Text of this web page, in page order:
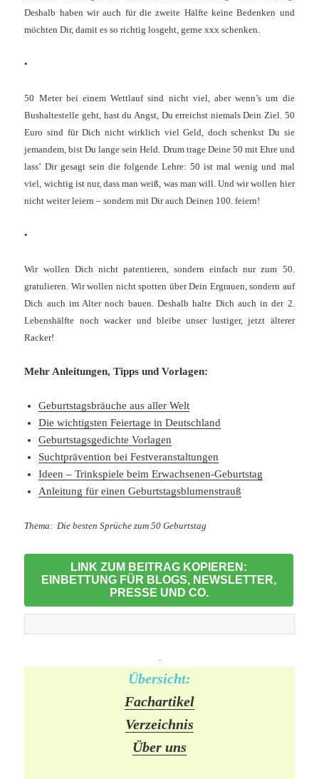
Deshalb haben wir auch für die zweite Hälfte keine Bedenken und
möchten Dir, damit es so richtig losgeht, gerne xxx schenken.
•
50 Meter bei einem Wettlauf sind nicht viel, aber wenn’s um die
Bushaltestelle geht, hast du Angst, Du erreichst niemals Dein Ziel. 50
Euro sind für Dich nicht wirklich viel Geld, doch schenkst Du sie
jemandem, bist Du lange sein Held. Drum trage Deine 50 mit Ehre und
lass’ Dir gesagt sein die folgende Lehre: 50 ist mal wenig und mal
viel, wichtig ist nur, dass man weiß, was man will. Und wir wollen hier
nicht weiter leiern – sondern mit Dir auch Deinen 100. feiern!
•
Wir wollen Dich nicht patentieren, sondern einfach nur zum 50.
gratulieren. Wir wollen nicht spotten über Dein Ergrauen, sondern auf
Dich auch im Alter noch bauen. Deshalb halte Dich auch in der 2.
Lebenshälfte noch wacker und bleibe unser lustiger, jetzt älterer
Racker!
Mehr Anleitungen, Tipps und Vorlagen:
Geburtstagsbräuche aus aller Welt
Die wichtigsten Feiertage in Deutschland
Geburtstagsgedichte Vorlagen
Suchtprävention bei Festveranstaltungen
Ideen – Trinkspiele beim Erwachsenen-Geburtstag
Anleitung für einen Geburtstagsblumenstrauß
Thema: Die besten Sprüche zum 50 Geburtstag
LINK ZUM BEITRAG KOPIEREN:
EINBETTUNG FÜR BLOGS, NEWSLETTER,
PRESSE UND CO.
-
Übersicht:
Fachartikel
Verzeichnis
Über uns